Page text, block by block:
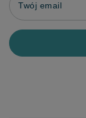
Twój email